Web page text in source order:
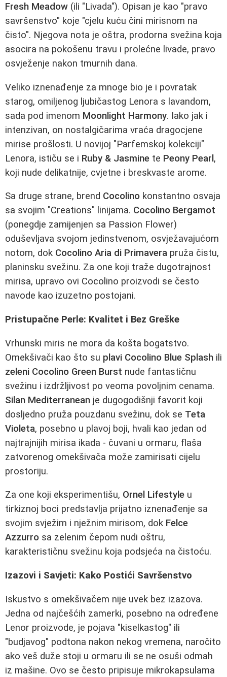
Fresh Meadow (ili "Livada"). Opisan je kao "pravo
savršenstvo" koje "cjelu kuću čini mirisnom na
čisto". Njegova nota je oštra, prodorna svežina koja
asocira na pokošenu travu i prolećne livade, pravo
osvježenje nakon tmurnih dana.
Veliko iznenađenje za mnoge bio je i povratak
starog, omiljenog ljubičastog Lenora s lavandom,
sada pod imenom Moonlight Harmony. Iako jak i
intenzivan, on nostalgičarima vraća dragocjene
mirise prošlosti. U novijoj "Parfemskoj kolekciji"
Lenora, ističu se i Ruby & Jasmine te Peony Pearl,
koji nude delikatnije, cvjetne i breskvaste arome.
Sa druge strane, brend Cocolino konstantno osvaja
sa svojim "Creations" linijama. Cocolino Bergamot
(ponegdje zamijenjen sa Passion Flower)
oduševljava svojom jedinstvenom, osvježavajućom
notom, dok Cocolino Aria di Primavera pruža čistu,
planinsku svežinu. Za one koji traže dugotrajnost
mirisa, upravo ovi Cocolino proizvodi se često
navode kao izuzetno postojani.
Pristupačne Perle: Kvalitet i Bez Greške
Vrhunski miris ne mora da košta bogatstvo.
Omekšivači kao što su plavi Cocolino Blue Splash ili
zeleni Cocolino Green Burst nude fantastičnu
svežinu i izdržljivost po veoma povoljnim cenama.
Silan Mediterranean je dugogodišnji favorit koji
dosljedno pruža pouzdanu svežinu, dok se Teta
Violeta, posebno u plavoj boji, hvali kao jedan od
najtrajnijih mirisa ikada - čuvani u ormaru, flaša
zatvorenog omekšivača može zamirisati cijelu
prostoriju.
Za one koji eksperimentišu, Ornel Lifestyle u
tirkiznoj boci predstavlja prijatno iznenađenje sa
svojim svježim i nježnim mirisom, dok Felce
Azzurro sa zelenim čepom nudi oštru,
karakterističnu svežinu koja podsjeća na čistoću.
Izazovi i Savjeti: Kako Postići Savršenstvo
Iskustvo s omekšivačem nije uvek bez izazova.
Jedna od najčešćih zamerki, posebno na određene
Lenor proizvode, je pojava "kiselkastog" ili
"budjavog" podtona nakon nekog vremena, naročito
ako veš duže stoji u ormaru ili se ne osuši odmah
iz mašine. Ovo se često pripisuje mikrokapsulama